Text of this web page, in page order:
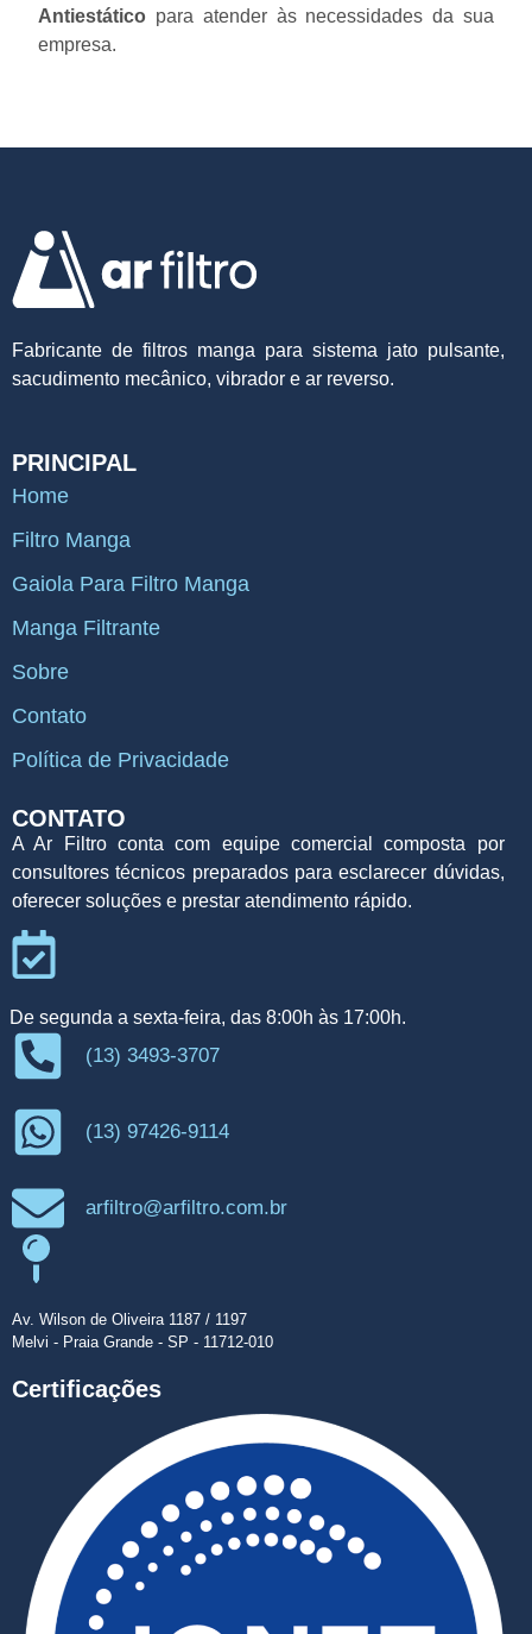
Antiestático para atender às necessidades da sua
empresa.
Fabricante de filtros manga para sistema jato pulsante,
sacudimento mecânico, vibrador e ar reverso.
PRINCIPAL
Home
Filtro Manga
Gaiola Para Filtro Manga
Manga Filtrante
Sobre
Contato
Política de Privacidade
CONTATO
A Ar Filtro conta com equipe comercial composta por
consultores técnicos preparados para esclarecer dúvidas,
oferecer soluções e prestar atendimento rápido.
De segunda a sexta-feira, das 8:00h às 17:00h.
(13) 3493-3707
(13) 97426-9114
arfiltro@arfiltro.com.br
Av. Wilson de Oliveira 1187 / 1197
Melvi - Praia Grande - SP - 11712-010
Certificações